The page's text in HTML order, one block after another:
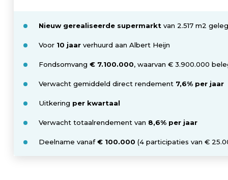
Nieuw gerealiseerde supermarktvan 2.517 m2
Voor 10 jaarverhuurd aan Albert Heijn
Fondsomvang € 7.100.000, waarvan € 3.900.000
Verwacht gemiddeld direct rendement 7,6% per jaar
Uitkering per kwartaal
Verwacht totaalrendement van 8,6% per jaar
Deelname vanaf€ 100.000 (4 participaties van €